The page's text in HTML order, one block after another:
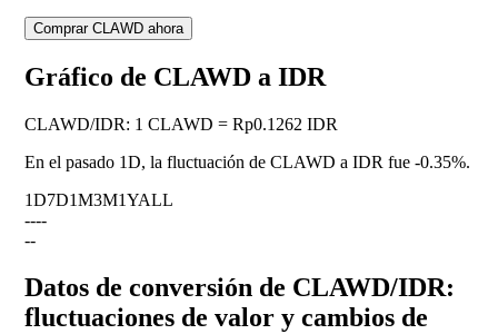
Comprar CLAWD ahora
Gráfico de CLAWD a IDR
CLAWD/IDR: 1 CLAWD = Rp0.1262 IDR
En el pasado 1D, la fluctuación de CLAWD a IDR fue -0.35%.
1D7D1M3M1YALL
----
--
Datos de conversión de CLAWD/IDR:
fluctuaciones de valor y cambios de